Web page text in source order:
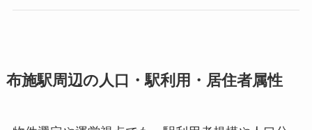
布施駅周辺の人口・駅利用・居住者属性